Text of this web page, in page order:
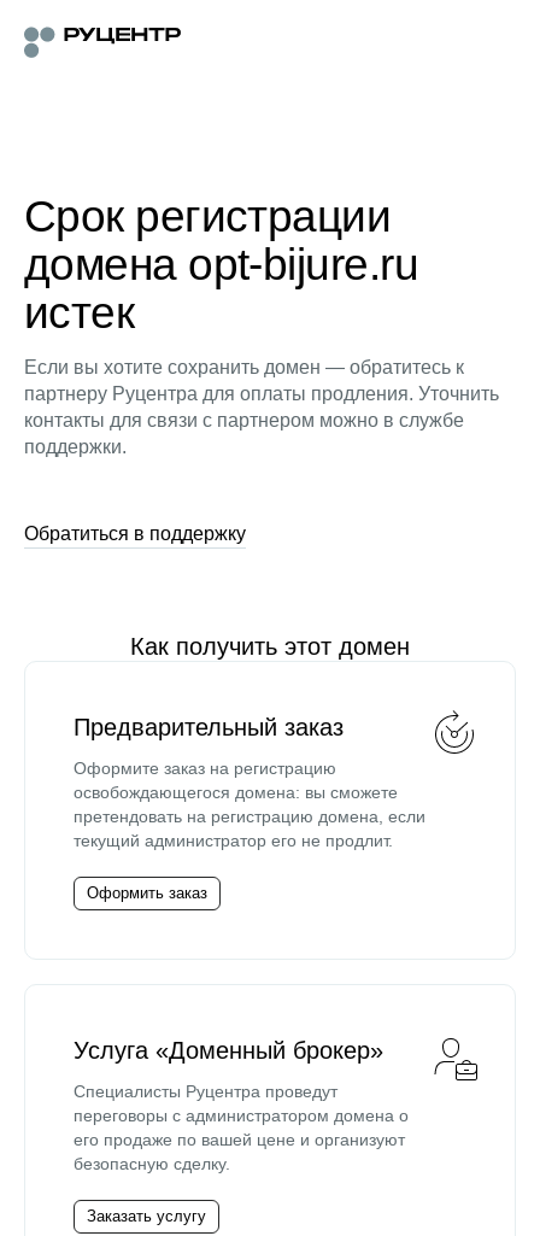
Срок регистрации
домена opt-bijure.ru
истек
Если вы хотите сохранить домен — обратитесь к
партнеру Руцентра для оплаты продления. Уточнить
контакты для связи с партнером можно в службе
поддержки.
Обратиться в поддержку
Как получить этот домен
Предварительный заказ
Оформите заказ на регистрацию
освобождающегося домена: вы сможете
претендовать на регистрацию домена, если
текущий администратор его не продлит.
Оформить заказ
Услуга «Доменный брокер»
Специалисты Руцентра проведут
переговоры с администратором домена о
его продаже по вашей цене и организуют
безопасную сделку.
Заказать услугу